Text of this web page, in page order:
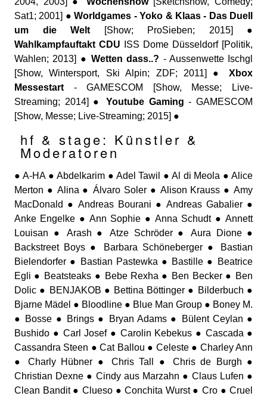
Sat1; 2001] ●Worldgames - Yoko & Klaas - Das Duell
um die Welt [Show; ProSieben; 2015] ●
Wahlkampfauftakt CDU ISS Dome Düsseldorf [Politik,
Wahlen; 2013] ● Wetten dass..? - Aussenwette Ischgl
[Show, Wintersport, Ski Alpin; ZDF; 2011] ● Xbox
Messestart - GAMESCOM [Show, Messe; Live-
Streaming; 2014] ● Youtube Gaming - GAMESCOM
[Show, Messe; Live-Streaming; 2015] ●
hf & stage: Künstler &
Moderatoren
● A-HA ● Abdelkarim ● Adel Tawil ● Al di Meola ● Alice
Merton ● Alina ● Álvaro Soler ● Alison Krauss ● Amy
MacDonald ● Andreas Bourani ● Andreas Gabalier ●
Anke Engelke ● Ann Sophie ● Anna Schudt ● Annett
Louisan ● Arash ● Atze Schröder ● Aura Dione ●
Backstreet Boys ● Barbara Schöneberger ● Bastian
Bielendorfer ● Bastian Pastewka ● Bastille ● Beatrice
Egli ● Beatsteaks ● Bebe Rexha ● Ben Becker ● Ben
Dolic ● BENJAKOB ● Bettina Böttinger ● Bilderbuch ●
Bjarne Mädel ● Bloodline ● Blue Man Group ● Boney M.
● Bosse ● Brings ● Bryan Adams ● Bülent Ceylan ●
Bushido ● Carl Josef ● Carolin Kebekus ● Cascada ●
Cassandra Steen ● Cat Ballou ● Celeste ● Charley Ann
● Charly Hübner ● Chris Tall ● Chris de Burgh ●
Christian Dexne ● Cindy aus Marzahn ● Claus Lufen ●
Clean Bandit ● Clueso ● Conchita Wurst ● Cro ● Cruel